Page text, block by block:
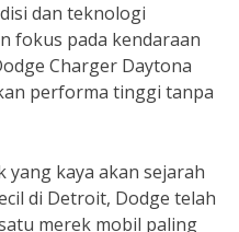
dan teknologi
fokus pada kendaraan
Charger Daytona
performa tinggi tanpa
yang kaya akan sejarah
di Detroit, Dodge telah
merek mobil paling